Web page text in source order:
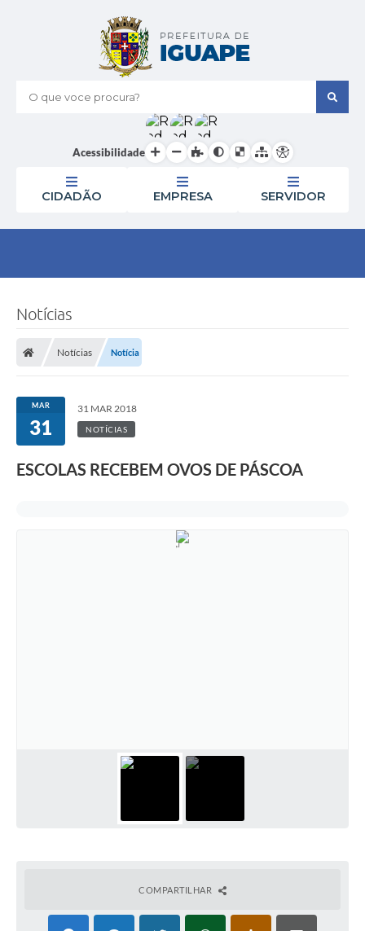
O que voce procura?
Acessibilidade
CIDADÃO EMPRESA SERVIDOR
Notícias
Notícias Notícia
MAR
31
31 MAR 2018
NOTÍCIAS
ESCOLAS RECEBEM OVOS DE PÁSCOA
COMPARTILHAR